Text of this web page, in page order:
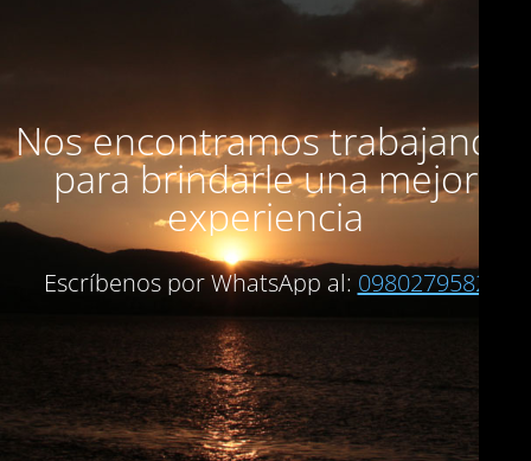
Nos encontramos trabajando
para brindarle una mejor
experiencia
Escríbenos por WhatsApp al: 0980279582